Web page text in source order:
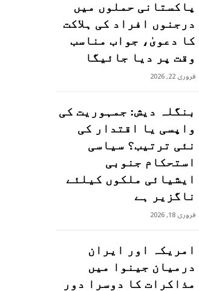
پاکستانی حملوں میں
درجنوں افراد کی ہلاکت
کا دعویٰ، جواب مناسب
وقت پر دیا جائیگا
فروری 22, 2026
بنگلہ دیش: جمہوریت کی
واپسی یا اقتدار کی
نئی ترتیب؟ سیاسی
استحکام جنوبی
ایشیائی ملکوں کیلئے
ناگزیر ہے
فروری 18, 2026
امریکہ اور ایران
درمیان جینوا میں
مذاکرات کا دوسرا دور